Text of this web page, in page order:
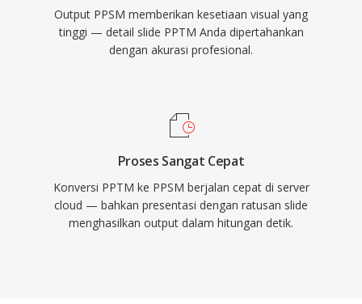
Output PPSM memberikan kesetiaan visual yang
tinggi — detail slide PPTM Anda dipertahankan
dengan akurasi profesional.
Proses Sangat Cepat
Konversi PPTM ke PPSM berjalan cepat di server
cloud — bahkan presentasi dengan ratusan slide
menghasilkan output dalam hitungan detik.